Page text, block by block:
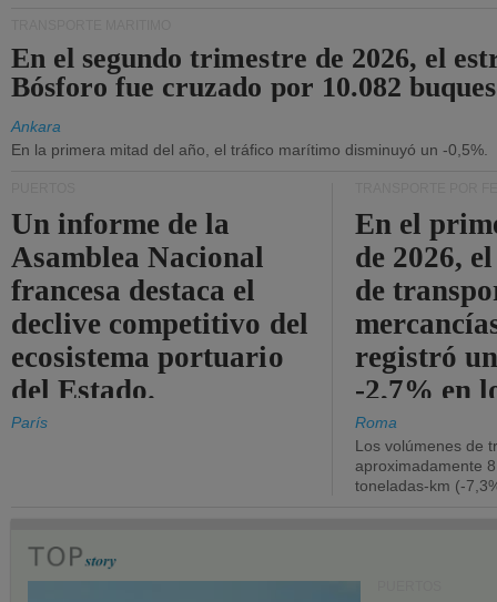
En el segundo trimestre de 2026, el
Bósforo fue cruzado por 10.082
Ankara
En la primera mitad del año, el tráfico marítimo disminuyó un -0,5%.
Un informe de la
Asamblea Nacional
francesa destaca el
declive competitivo del
ecosistema portuario
del Estado.
París
En el
de 2026,
de
registró
-2,7% en
Roma
Los volúmenes de
aproximadamente
toneladas-km (-